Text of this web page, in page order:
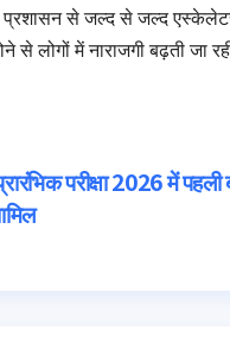
प्रशासन से जल्द से जल्द
से लोगों में नाराजगी बढ़ती जा
परीक्षा 2026 में